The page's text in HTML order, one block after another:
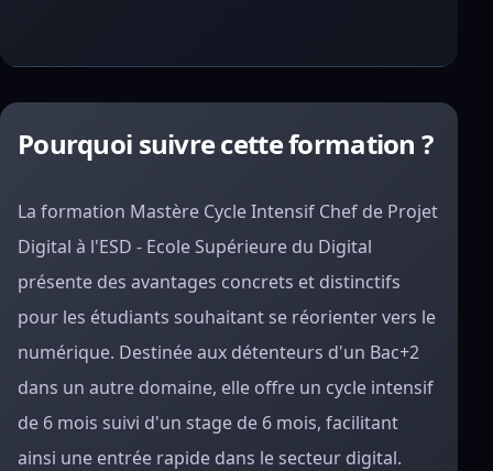
Pourquoi suivre cette formation ?
La formation Mastère Cycle Intensif Chef de Projet
Digital à l'ESD - Ecole Supérieure du Digital
présente des avantages concrets et distinctifs
pour les étudiants souhaitant se réorienter vers le
numérique. Destinée aux détenteurs d'un Bac+2
dans un autre domaine, elle offre un cycle intensif
de 6 mois suivi d'un stage de 6 mois, facilitant
ainsi une entrée rapide dans le secteur digital.